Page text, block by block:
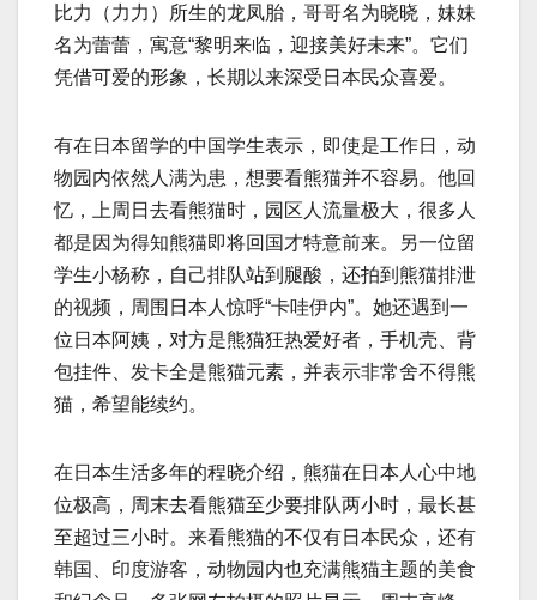
比力（力力）所生的龙凤胎，哥哥名为晓晓，妹妹
名为蕾蕾，寓意“黎明来临，迎接美好未来”。它们
凭借可爱的形象，长期以来深受日本民众喜爱。
有在日本留学的中国学生表示，即使是工作日，动
物园内依然人满为患，想要看熊猫并不容易。他回
忆，上周日去看熊猫时，园区人流量极大，很多人
都是因为得知熊猫即将回国才特意前来。另一位留
学生小杨称，自己排队站到腿酸，还拍到熊猫排泄
的视频，周围日本人惊呼“卡哇伊内”。她还遇到一
位日本阿姨，对方是熊猫狂热爱好者，手机壳、背
包挂件、发卡全是熊猫元素，并表示非常舍不得熊
猫，希望能续约。
在日本生活多年的程晓介绍，熊猫在日本人心中地
位极高，周末去看熊猫至少要排队两小时，最长甚
至超过三小时。来看熊猫的不仅有日本民众，还有
韩国、印度游客，动物园内也充满熊猫主题的美食